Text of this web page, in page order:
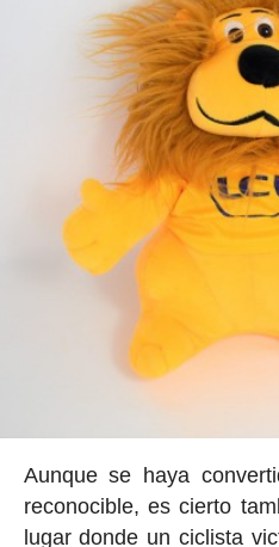
Aunque se haya
reconocible, es cierto
lugar donde un ciclista